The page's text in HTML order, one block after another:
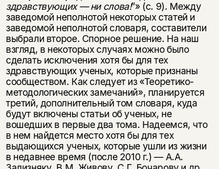
здравствующих — ни слова!”» (с. 9). Между
заведомой неполнотой некоторых статей и
заведомой неполнотой словаря, составители
выбрали второе. Спорное решение. На наш
взгляд, в некоторых случаях можно было
сделать исключения хотя бы для тех
здравствующих ученых, которые признаны
сообществом. Как следует из «Теоретико-
методологических замечаний», планируется
третий, дополнительный том словаря, куда
будут включены статьи об ученых, не
вошедших в первые два тома. Надеемся, что
в нем найдется место хотя бы для тех
выдающихся ученых, которые ушли из жизни
в недавнее время (после 2010 г.) — А.А.